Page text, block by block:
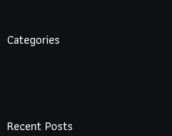
Categories
Recent Posts